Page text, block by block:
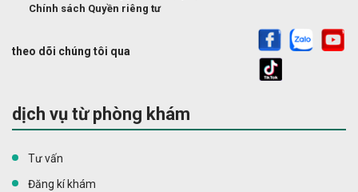
Chính sách Quyền riêng tư
theo dõi chúng tôi qua
dịch vụ từ phòng khám
Tư vấn
Đăng kí khám